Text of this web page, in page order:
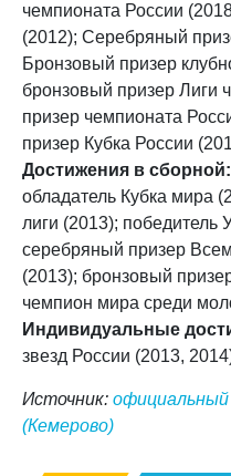
чемпионата России
(2012); Серебряный
Бронзовый призер
бронзовый призер Лиги
призер чемпионата
призер Кубка России
Достижения в сборной:
обладатель Кубка мира
лиги (2013); победитель
серебряный призер
(2013); бронзовый
чемпион мира среди
Индивидуальные
звезд России (2013,
Источник: официальный
(Кемерово)